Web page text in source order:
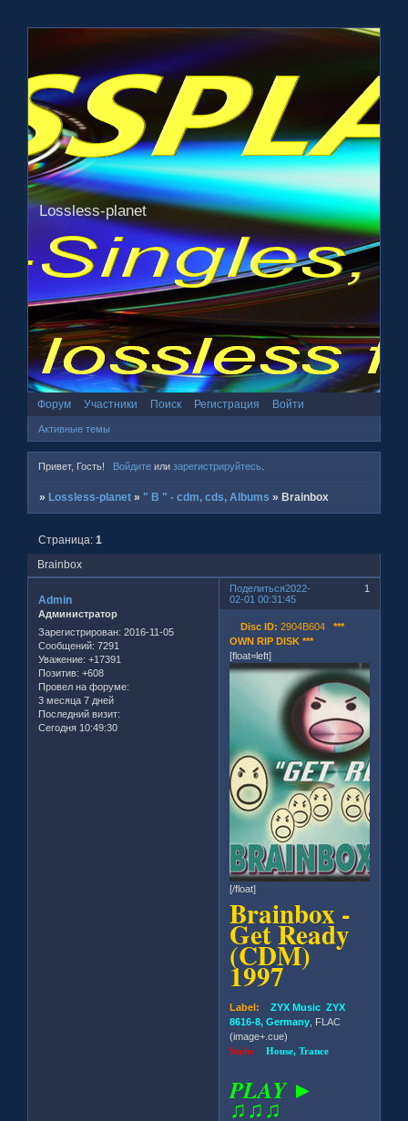
Lossless-planet
Форум Участники Поиск Регистрация Войти
Активные темы
Привет, Гость! Войдитеили зарегистрируйтесь.
» Lossless-planet » " B " - cdm, cds, Albums » Brainbox
Brainbox
Страница:1
Поделиться 1
2022-
02-01 00:31:45
Admin
Администратор
Зарегистрирован: 2016-11-05
Сообщений: 7291
Уважение: +17391
Позитив: +608
Провел на форуме:
3 месяца 7 дней
Последний визит:
Сегодня 10:49:30
Disc ID: 2904B604***
OWN RIP DISK ***
[float=left]
[/float]
Brainbox -
Get Ready
(CDM)
1997
Label: ZYX Music ZYX
8616-8, Germany , FLAC
(image+.cue)
Style:House, Trance
PLAY ►
♫♫♫